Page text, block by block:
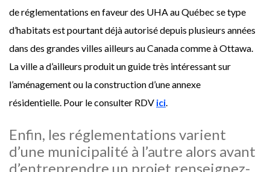
de réglementations en faveur des UHA au Québec se type
d’habitats est pourtant déjà autorisé depuis plusieurs années
dans des grandes villes ailleurs au Canada comme à Ottawa.
La ville a d’ailleurs produit un guide très intéressant sur
l’aménagement ou la construction d’une annexe
résidentielle. Pour le consulter RDV ici
Enfin, les réglementations varient
d’une municipalité à l’autre alors avant
d’entreprendre un projet renseignez-